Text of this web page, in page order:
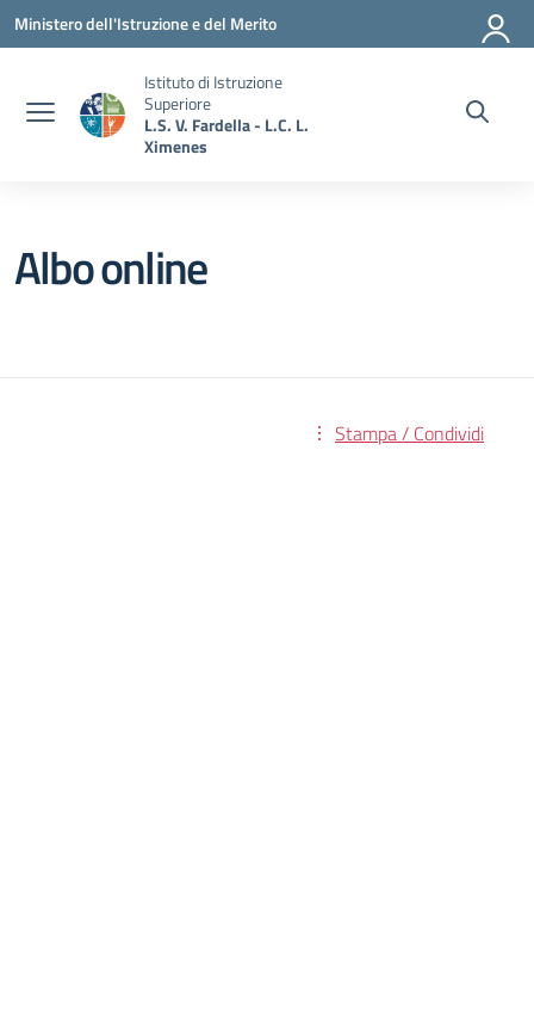
Vai ai contenuti
Vai al menu di navigazione
Vai al footer
Ministero dell'Istruzione e del Merito
Istituto di Istruzione
Superiore
L.S. V. Fardella - L.C. L.
Ximenes
Albo online
Stampa / Condividi